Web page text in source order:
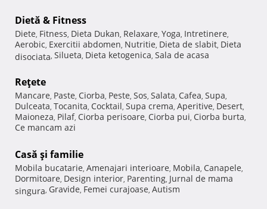
Dietă & Fitness
Diete, Fitness, Dieta Dukan, Relaxare, Yoga, Intretinere,
Aerobic, Exercitii abdomen, Nutritie, Dieta de slabit, Dieta
disociata, Silueta, Dieta ketogenica, Sala de acasa
Reţete
Mancare, Paste, Ciorba, Peste, Sos, Salata, Cafea, Supa,
Dulceata, Tocanita, Cocktail, Supa crema, Aperitive, Desert,
Maioneza, Pilaf, Ciorba perisoare, Ciorba pui, Ciorba burta,
Ce mancam azi
Casă şi familie
Mobila bucatarie, Amenajari interioare, Mobila, Canapele,
Dormitoare, Design interior, Parenting, Jurnal de mama
singura, Gravide, Femei curajoase, Autism